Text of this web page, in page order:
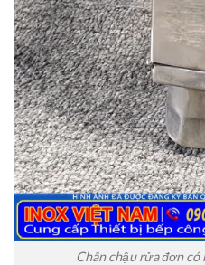
Chân chậu rửa đơn